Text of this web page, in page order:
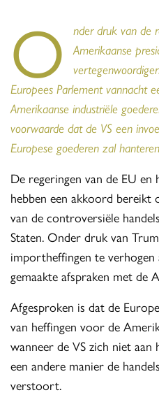
O
nder druk van de
Amerikaanse
Europees Parlement vannacht
Amerikaanse industriële
voorwaarde dat de VS een
Europese goederen zal
De regeringen van de EU en
hebben een akkoord
van de controversiële
Staten. Onder druk van
importheffingen te
gemaakte afspraken met de
Afgesproken is dat de
van heffingen voor de
wanneer de VS zich niet
een andere manier de
verstoort.